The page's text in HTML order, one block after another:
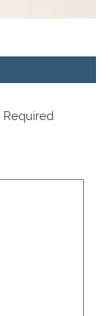
Required